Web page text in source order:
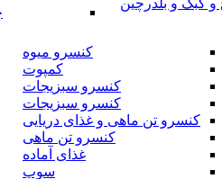
کبک و بلدرچین
کنسرو میوه
کمپوت
کنسرو سبزیجات
کنسرو سبزیجات
کنسرو تن ماهی و غذای دریایی
کنسرو تن ماهی
غذای آماده
سوپ